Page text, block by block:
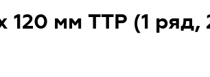
120 мм TTP (1